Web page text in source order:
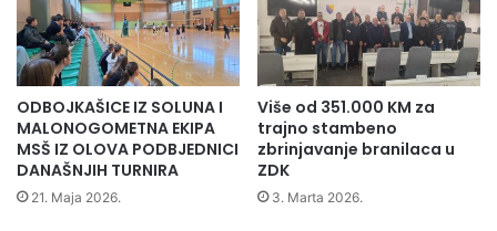
a
n
j
e
m
o
s
t
ODBOJKAŠICE IZ SOLUNA I
MALONOGOMETNA EKIPA
MSŠ IZ OLOVA PODBJEDNICI
DANAŠNJIH TURNIRA
21. Maja 2026.
Više od 351.000 KM za
trajno stambeno
zbrinjavanje branilaca u
ZDK
3. Marta 2026.